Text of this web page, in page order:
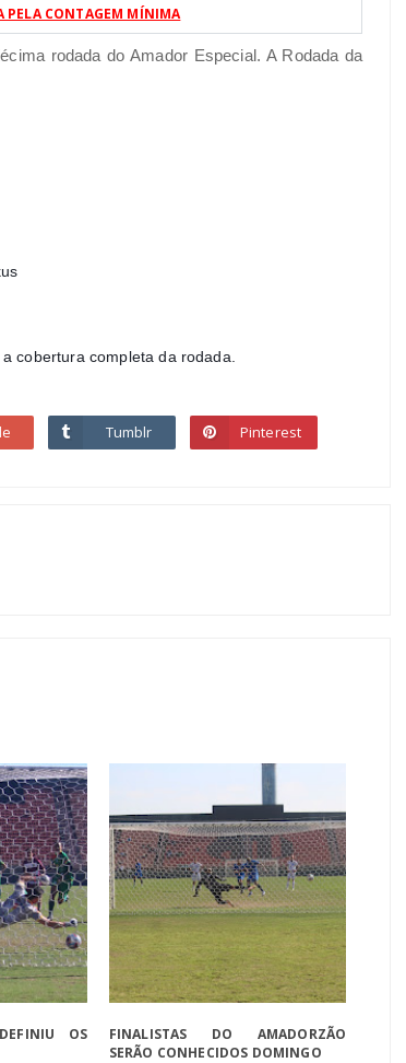
PELA CONTAGEM MÍNIMA
rodada do Amador Especial. A Rodada da
cobertura completa da rodada.
Tumblr Pinterest
OS
FINALISTAS DO AMADORZÃO
SERÃO CONHECIDOS DOMINGO